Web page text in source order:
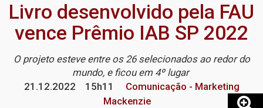
Livro desenvolvido pela FAU
vence Prêmio IAB SP 2022
O projeto esteve entre os 26 selecionados ao redor do
mundo, e ficou em 4º lugar
21.12.2022
15h11
Comunicação - Marketing
Mackenzie